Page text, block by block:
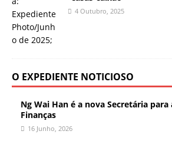
4 Outubro, 2025
O EXPEDIENTE NOTICIOSO
Ng Wai Han é a nova Secretária para
Finanças
16 Junho, 2026